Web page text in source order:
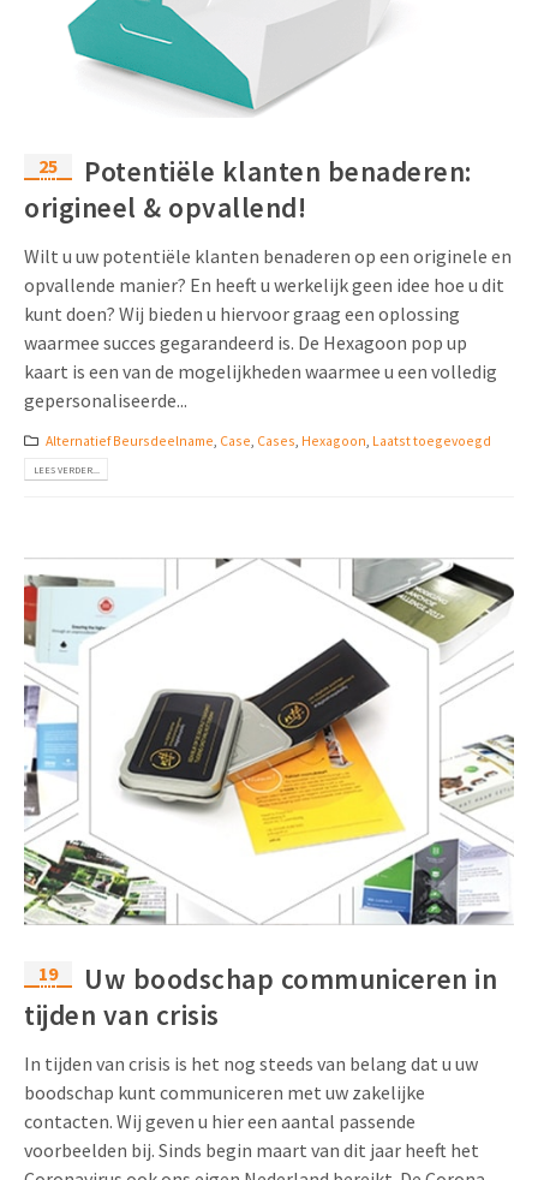
25
mrt
Potentiële klanten benaderen:
origineel & opvallend!
Wilt u uw potentiële klanten benaderen op een originele en
opvallende manier? En heeft u werkelijk geen idee hoe u dit
kunt doen? Wij bieden u hiervoor graag een oplossing
waarmee succes gegarandeerd is. De Hexagoon pop up
kaart is een van de mogelijkheden waarmee u een volledig
gepersonaliseerde...
Alternatief Beursdeelname, Case, Cases, Hexagoon, Laatst toegevoegd
LEES VERDER...
19
mrt
Uw boodschap communiceren in
tijden van crisis
In tijden van crisis is het nog steeds van belang dat u uw
boodschap kunt communiceren met uw zakelijke
contacten. Wij geven u hier een aantal passende
voorbeelden bij. Sinds begin maart van dit jaar heeft het
Pop-up Kaarten
Twin Sliders
Tabkaarten
Budget kaarten
Andere opvallende mailings
Alle producten
Media Marketing
Automotive Marketing
Marketing in de Zorg
Duurzame Marketing
Marketing voor Scholen
Food Marketing
Uitnodigingen
Product Introductie
Kalender maken
Contactgegevens
Duurzaamheid
Brochure downloaden